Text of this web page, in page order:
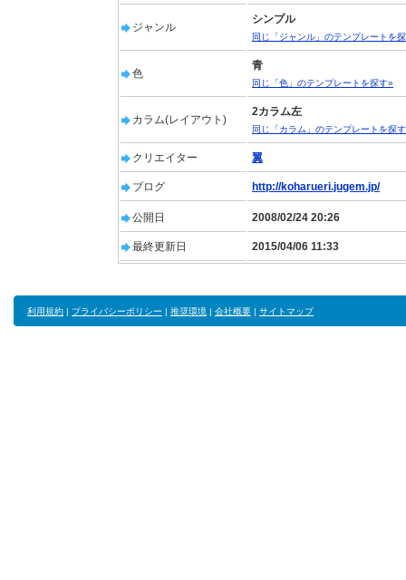
ジャンル
シンプル
同じ「ジャンル」のテンプレートを
色
青
同じ「色」のテンプレートを探す»
カラム(レイアウト)
2カラム左
同じ「カラム」のテンプレートを探
クリエイター 翼
ブログ http://koharueri.jugem.jp/
公開日 2008/02/24 20:26
最終更新日 2015/04/06 11:33
利用規約 | プライバシーポリシー | 推奨環境 | 会社概要 | サイトマップ